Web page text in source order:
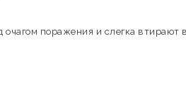
поражения и слегка втирают